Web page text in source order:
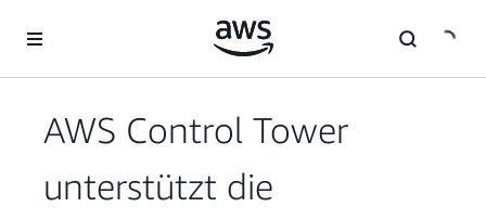
Überspringen zum Hauptinhalt
AWS Control Tower
unterstützt die